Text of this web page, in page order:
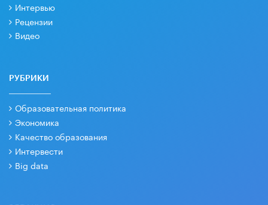
Интервью
Рецензии
Видео
РУБРИКИ
Образовательная политика
Экономика
Качество образования
Интервести
Big data